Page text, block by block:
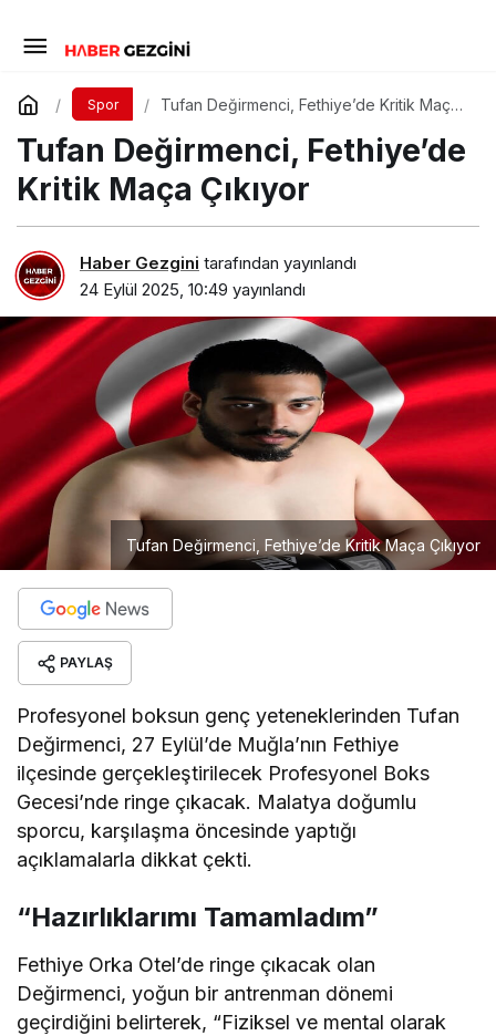
Spor
Tufan Değirmenci, Fethiye’de Kritik Maça
Tufan Değirmenci, Fethiye’de
Kritik Maça Çıkıyor
Haber Gezgini tarafından yayınlandı
24 Eylül 2025, 10:49 yayınlandı
Tufan Değirmenci, Fethiye’de Kritik Maça Çıkıyor
PAYLAŞ
Profesyonel boksun genç yeteneklerinden Tufan
Değirmenci, 27 Eylül’de Muğla’nın Fethiye
ilçesinde gerçekleştirilecek Profesyonel Boks
Gecesi’nde ringe çıkacak. Malatya doğumlu
sporcu, karşılaşma öncesinde yaptığı
açıklamalarla dikkat çekti.
“Hazırlıklarımı Tamamladım”
Fethiye Orka Otel’de ringe çıkacak olan
Değirmenci, yoğun bir antrenman dönemi
geçirdiğini belirterek, “Fiziksel ve mental olarak